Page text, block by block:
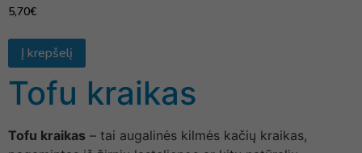
5,70€
Į krepšelį
Tofu kraikas
Tofu kraikas – tai augalinės kilmės kačių kraikas,